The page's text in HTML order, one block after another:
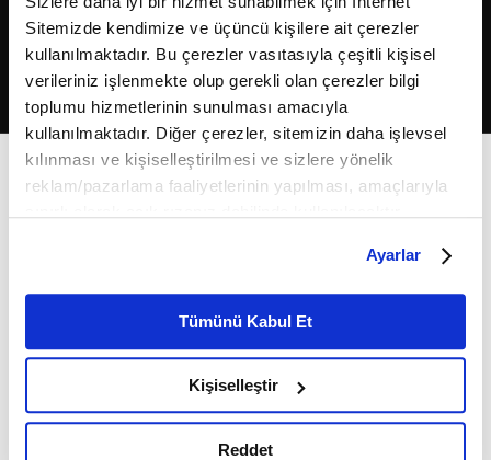
Sitemizde kendimize ve üçüncü kişilere ait çerezler
kullanılmaktadır. Bu çerezler vasıtasıyla çeşitli kişisel
verileriniz işlenmekte olup gerekli olan çerezler bilgi
toplumu hizmetlerinin sunulması amacıyla
kullanılmaktadır. Diğer çerezler, sitemizin daha işlevsel
kılınması ve kişiselleştirilmesi ve sizlere yönelik
reklam/pazarlama faaliyetlerinin yapılması, amaçlarıyla
belirleyebilirsiniz. Çerezlere ilişkin detaylı bilgi için
Ayarlar butonuna tıklayabilir,Çerez Bilgilendirme
Metnimizi ziyaret edebilirsiniz.
6698 sayılı Kişisel Verilerin Korunması Kanunu uyarınca
okumak ve sitemizi ziyaretiniz kapsamında
gerçekleştirilen veri işleme faaliyetleri ile ilgili daha
detaylı bilgi almak için lütfentıklayınız.
Ayarlar
Tümünü Kabul Et
Kişiselleştir
Reddet
2026Fikriyat. Tüm hakları saklıdır.